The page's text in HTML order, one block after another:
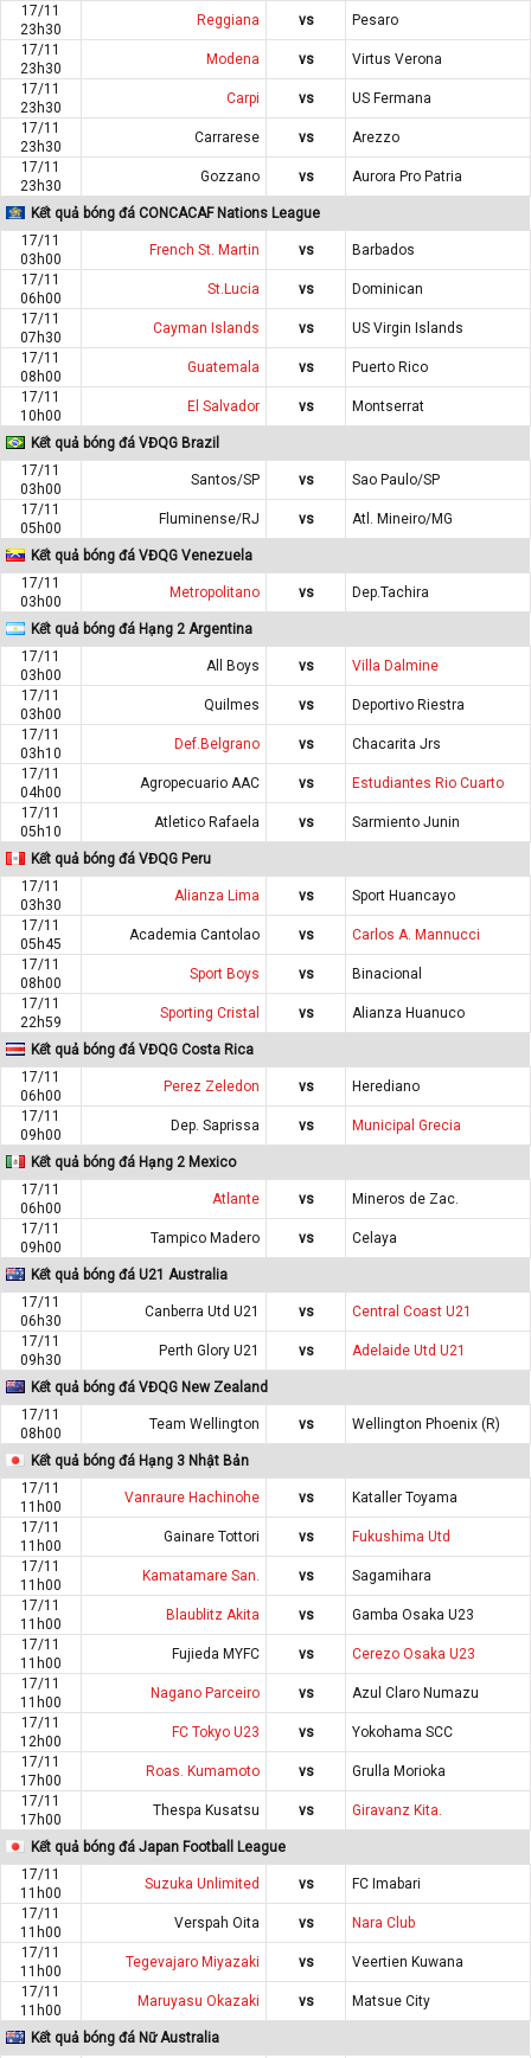
17/11
23h30
Reggiana vs
Pesaro
17/11
23h30
Modena vs
Virtus Verona
17/11
23h30
Carpi vs
US Fermana
17/11
23h30
Carrarese vs
Arezzo
17/11
23h30
Gozzano vs Aurora Pro Patria
Kết quả bóng đá CONCACAF Nations League
17/11
03h00
French St. Martin vs
Barbados
17/11
06h00
St.Lucia vs
Dominican
17/11
07h30
Cayman Islands vs
US Virgin Islands
17/11
08h00
Guatemala vs
Puerto Rico
17/11
10h00
El Salvador vs Montserrat
Kết quả bóng đá VĐQG Brazil
17/11
03h00
Santos/SP vs
Sao Paulo/SP
17/11
05h00
Fluminense/RJ vs Atl. Mineiro/MG
Kết quả bóng đá VĐQG Venezuela
17/11
03h00
Metropolitano vs Dep.Tachira
Kết quả bóng đá Hạng 2 Argentina
17/11
03h00
All Boys vs
Villa Dalmine
17/11
03h00
Quilmes vs
Deportivo Riestra
17/11
03h10
Def.Belgrano vs
Chacarita Jrs
17/11
04h00
Agropecuario AAC vs
Estudiantes Rio Cuarto
17/11
05h10
Atletico Rafaela vs Sarmiento Junin
Kết quả bóng đá VĐQG Peru
17/11
03h30
Alianza Lima vs
Sport Huancayo
17/11
05h45
Academia Cantolao vs
Carlos A. Mannucci
17/11
08h00
Sport Boys vs
Binacional
17/11
22h59
Sporting Cristal vs Alianza Huanuco
Kết quả bóng đá VĐQG Costa Rica
17/11
06h00
Perez Zeledon vs
Herediano
17/11
09h00
Dep. Saprissa vs Municipal Grecia
Kết quả bóng đá Hạng 2 Mexico
17/11
06h00
Atlante vs
Mineros de Zac.
17/11
09h00
Tampico Madero vs Celaya
Kết quả bóng đá U21 Australia
17/11
06h30
Canberra Utd U21 vs
Central Coast U21
17/11
09h30
Perth Glory U21 vs Adelaide Utd U21
Kết quả bóng đá VĐQG New Zealand
17/11
08h00
Team Wellington vs Wellington Phoenix (R)
Kết quả bóng đá Hạng 3 Nhật Bản
17/11
11h00
Vanraure Hachinohe vs
Kataller Toyama
17/11
11h00
Gainare Tottori vs
Fukushima Utd
17/11
11h00
Kamatamare San. vs
Sagamihara
17/11
11h00
Blaublitz Akita vs
Gamba Osaka U23
17/11
11h00
Fujieda MYFC vs
Cerezo Osaka U23
17/11
11h00
Nagano Parceiro vs
Azul Claro Numazu
17/11
12h00
FC Tokyo U23 vs
Yokohama SCC
17/11
17h00
Roas. Kumamoto vs
Grulla Morioka
17/11
17h00
Thespa Kusatsu vs Giravanz Kita.
Kết quả bóng đá Japan Football League
17/11
11h00
Suzuka Unlimited vs
FC Imabari
17/11
11h00
Verspah Oita vs
Nara Club
17/11
11h00
Tegevajaro Miyazaki vs
Veertien Kuwana
17/11
11h00
Maruyasu Okazaki vs Matsue City
Kết quả bóng đá Nữ Australia